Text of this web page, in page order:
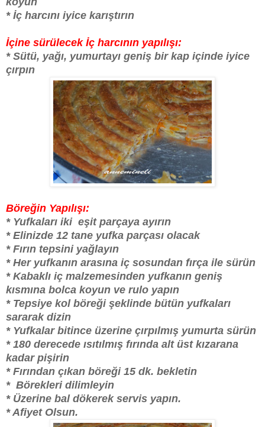
* İç harcını iyice karıştırın
İçine sürülecek İç harcının yapılışı:
* Sütü, yağı, yumurtayı geniş bir kap içinde iyice
çırpın
Böreğin Yapılışı:
* Yufkaları iki eşit parçaya ayırın
* Elinizde 12 tane yufka parçası olacak
* Fırın tepsini yağlayın
* Her yufkanın arasına iç sosundan fırça ile sürün
* Kabaklı iç malzemesinden yufkanın geniş
kısmına bolca koyun ve rulo yapın
* Tepsiye kol böreği şeklinde bütün yufkaları
sararak dizin
* Yufkalar bitince üzerine çırpılmış yumurta sürün
* 180 derecede ısıtılmış fırında alt üst kızarana
kadar pişirin
* Fırından çıkan böreği 15 dk. bekletin
* Börekleri dilimleyin
* Üzerine bal dökerek servis yapın.
* Afiyet Olsun.